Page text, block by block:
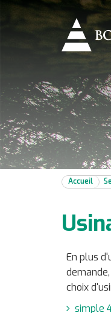
Accueil
En plus
choix
simple